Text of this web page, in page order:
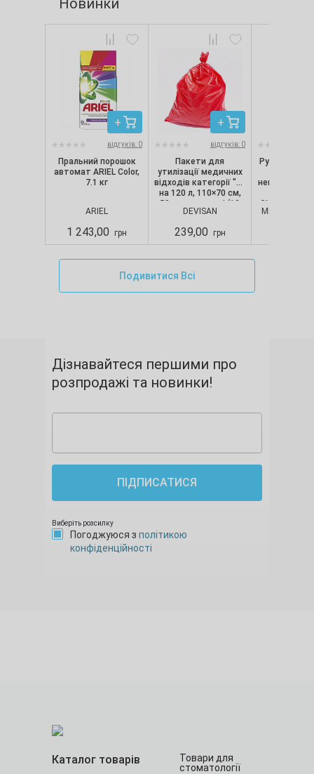
Новинки
відгуків: 0
Пральний порошок
автомат ARIEL Color,
7.1 кг
ARIEL
1 243,00 грн
відгуків: 0
Пакети для
утилізації медичних
відходів категорії "B"
на 120 л, 110×70 см,
50 мкм, червоні (10
шт./уп.), Devisan
DEVISAN
239,00 грн
Рукавички
непопудрені,
CLASSIC,
MERCATOR
Подивитися Всі
Дізнавайтеся першими про
розпродажі та новинки!
ПІДПИСАТИСЯ
Виберіть розсилку
Погоджуюся з політикою
конфіденційності
Каталог товарів
Товари для
стоматології